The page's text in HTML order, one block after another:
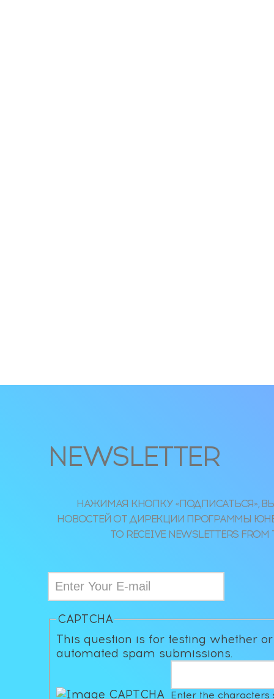
NEWSLETTER
НАЖИМАЯ КНОПКУ «ПОДПИСАТЬСЯ»,
НОВОСТЕЙ ОТ ДИРЕКЦИИ ПРОГРАММЫ ЮНЕСКО/
TO RECEIVE NEWSLETTERS
CAPTCHA
This question is for testing whether
automated spam submissions.
Enter the